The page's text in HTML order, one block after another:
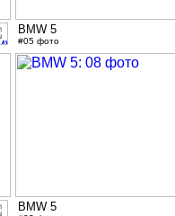
BMW 5
#05 фото
BMW 5